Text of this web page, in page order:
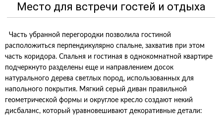
Место для встречи гостей и отдыха
Часть убранной перегородки позволила гостиной
расположиться перпендикулярно спальне, захватив при этом
часть коридора. Спальня и гостиная в однокомнатной квартире
подчеркнуто разделены еще и направлением досок
натурального дерева светлых пород, использованных для
напольного покрытия. Мягкий серый диван правильной
геометрической формы и округлое кресло создают некий
дисбаланс, который уравновешивают декоративные детали: